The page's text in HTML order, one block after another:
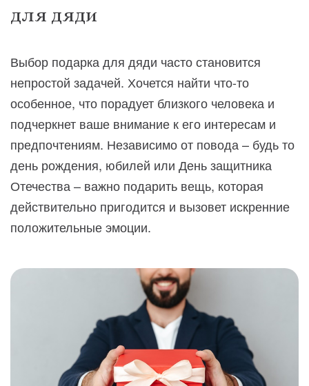
для дяди
Выбор подарка для дяди часто становится
непростой задачей. Хочется найти что-то
особенное, что порадует близкого человека и
подчеркнет ваше внимание к его интересам и
предпочтениям. Независимо от повода – будь то
день рождения, юбилей или День защитника
Отечества – важно подарить вещь, которая
действительно пригодится и вызовет искренние
положительные эмоции.